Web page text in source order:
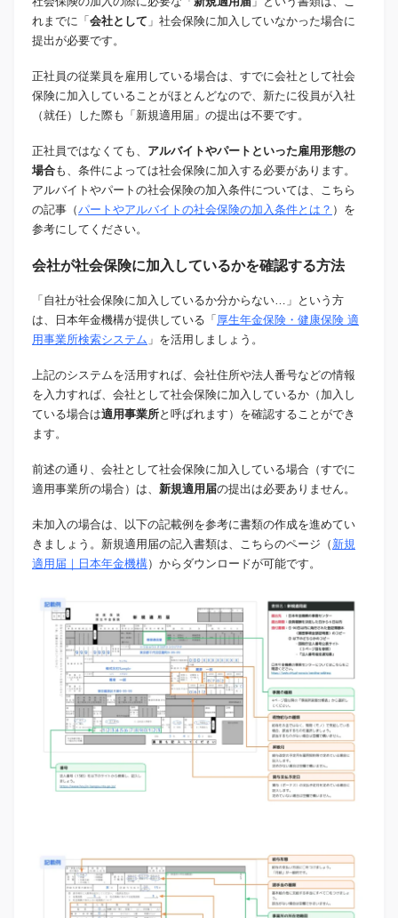
れまでに「 会社として 」社会保険に加入していなかった場合に
提出が必要です。
正社員の従業員を雇用している場合は、すでに会社として社会
保険に加入していることがほとんどなので、新たに役員が入社
（就任）した際も「新規適用届」の提出は不要です。
正社員ではなくても、 アルバイトやパートといった雇用形態の
場合も、条件によっては社会保険に加入する必要があります。
アルバイトやパートの社会保険の加入条件については、こちら
の記事（パートやアルバイトの社会保険の加入条件とは？ ）を
参考にしてください。
会社が社会保険に加入しているかを確認する方法
「自社が社会保険に加入しているか分からない…」という方
は、日本年金機構が提供している「 厚生年金保険・健康保険 適
用事業所検索システム 」を活用しましょう。
上記のシステムを活用すれば、会社住所や法人番号などの情報
を入力すれば、会社として社会保険に加入しているか（加入し
ている場合は適用事業所と呼ばれます）を確認することができ
ます。
前述の通り、会社として社会保険に加入している場合（すでに
適用事業所の場合）は、 新規適用届の提出は必要ありません。
未加入の場合は、以下の記載例を参考に書類の作成を進めてい
きましょう。新規適用届の記入書類は、こちらのページ（ 新規
適用届｜日本年金機構）からダウンロードが可能です。